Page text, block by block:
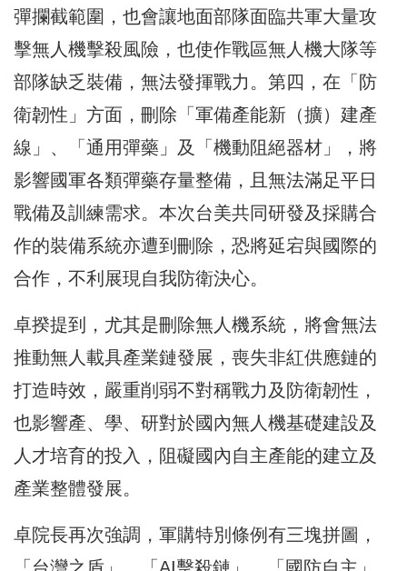
彈攔截範圍，也會讓地面部隊面臨共軍大量攻
擊無人機擊殺風險，也使作戰區無人機大隊等
部隊缺乏裝備，無法發揮戰力。第四，在「防
衛韌性」方面，刪除「軍備產能新（擴）建產
線」、「通用彈藥」及「機動阻絕器材」，將
影響國軍各類彈藥存量整備，且無法滿足平日
戰備及訓練需求。本次台美共同研發及採購合
作的裝備系統亦遭到刪除，恐將延宕與國際的
合作，不利展現自我防衛決心。
卓揆提到，尤其是刪除無人機系統，將會無法
推動無人載具產業鏈發展，喪失非紅供應鏈的
打造時效，嚴重削弱不對稱戰力及防衛韌性，
也影響產、學、研對於國內無人機基礎建設及
人才培育的投入，阻礙國內自主產能的建立及
產業整體發展。
卓院長再次強調，軍購特別條例有三塊拼圖，